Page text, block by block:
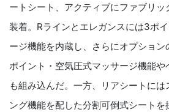
ートシート、アクティブにファブリ
装着。Rラインとエレガンスには3ポ
ージ機能を内蔵し、さらにオプショ
ポイント・空気圧式マッサージ機能
も組み込んだ。一方、リアシートに
ング機能を配した分割可倒式シート